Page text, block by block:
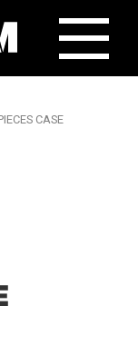
CASE